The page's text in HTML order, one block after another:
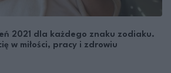
2021 dla każdego znaku zodiaku.
w miłości, pracy i zdrowiu